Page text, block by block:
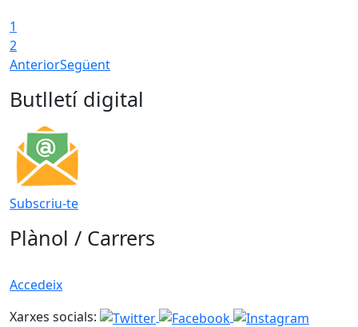
1
2
AnteriorSegüent
Butlletí digital
Subscriu-te
Plànol / Carrers
Accedeix
Xarxes socials: